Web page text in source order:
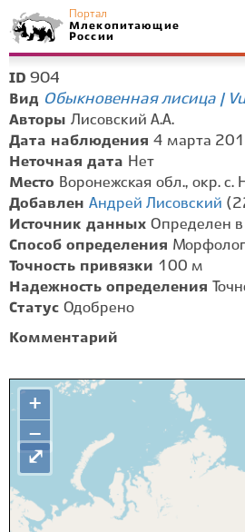
Портал
Млекопитающие
России
ID 904
Вид Обыкновенная лисица |
Авторы Лисовский А.А.
Дата наблюдения 4 марта
Неточная дата Нет
Место Воронежская обл., окр. с.
Добавлен Андрей Лисовский
Источник данных Определен в
Способ определения
Точность привязки 100 м
Надежность определения
Статус Одобрено
Комментарий
+
−
⤢